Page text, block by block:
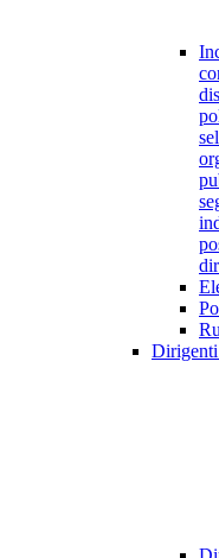
Dirigenti